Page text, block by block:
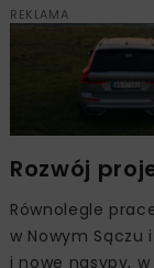
REKLAMA
Rozwój
Równolegle
w Nowym
i nowe nasypy,